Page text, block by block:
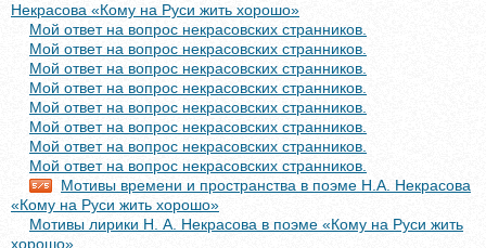
Некрасова «Кому на Руси жить хорошо»
Мой ответ на вопрос некрасовских странников.
Мой ответ на вопрос некрасовских странников.
Мой ответ на вопрос некрасовских странников.
Мой ответ на вопрос некрасовских странников.
Мой ответ на вопрос некрасовских странников.
Мой ответ на вопрос некрасовских странников.
Мой ответ на вопрос некрасовских странников.
Мой ответ на вопрос некрасовских странников.
Мотивы времени и пространства в поэме Н.А. Некрасова
«Кому на Руси жить хорошо»
Мотивы лирики Н. А. Некрасова в поэме «Кому на Руси жить
хорошо»